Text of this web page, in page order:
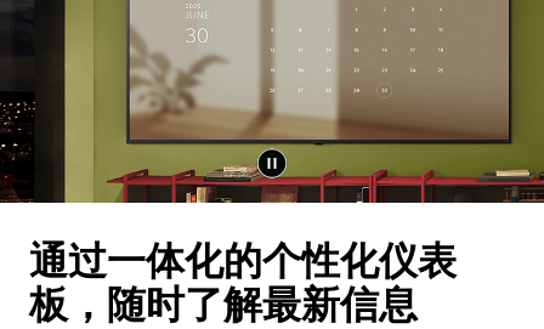
通过一体化的个性化仪表
板，随时了解最新信息